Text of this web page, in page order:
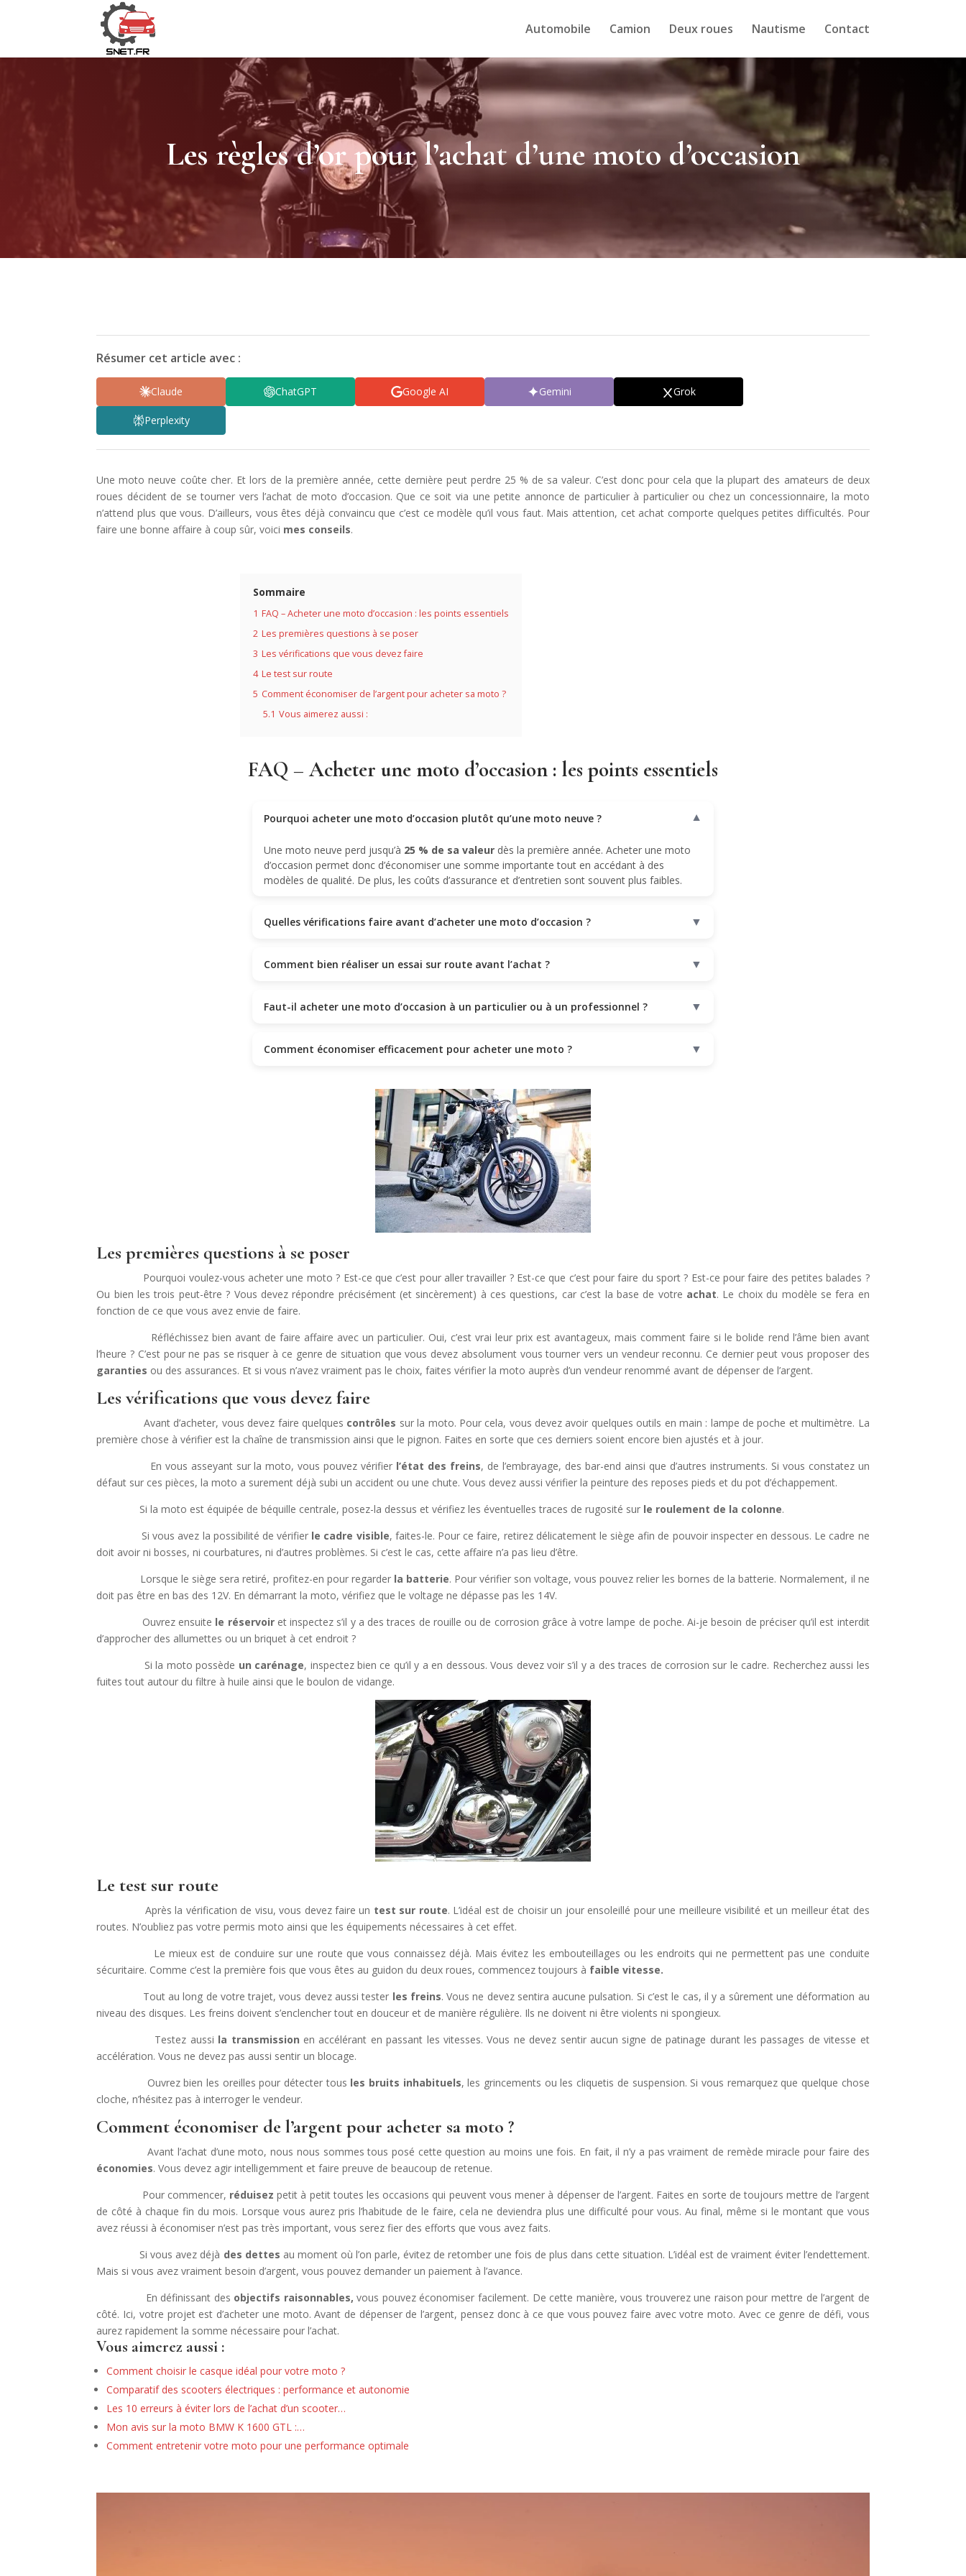
Automobile Camion Deux roues Nautisme Contact
Les règles d’or pour l’achat d’une moto d’occasion
Résumer cet article avec :
Claude ChatGPT Google AI Gemini Grok
Perplexity
Une moto neuve coûte cher. Et lors de la première année, cette dernière peut perdre 25 % de sa valeur. C’est donc pour cela que la plupart des amateurs de deux
roues décident de se tourner vers l’achat de moto d’occasion. Que ce soit via une petite annonce de particulier à particulier ou chez un concessionnaire, la moto
n’attend plus que vous. D’ailleurs, vous êtes déjà convaincu que c’est ce modèle qu’il vous faut. Mais attention, cet achat comporte quelques petites difficultés. Pour
faire une bonne affaire à coup sûr, voici mes conseils.
Sommaire
1 FAQ – Acheter une moto d’occasion : les points essentiels
2 Les premières questions à se poser
3 Les vérifications que vous devez faire
4 Le test sur route
5 Comment économiser de l’argent pour acheter sa moto ?
5.1 Vous aimerez aussi :
FAQ – Acheter une moto d’occasion : les points essentiels
Pourquoi acheter une moto d’occasion plutôt qu’une moto neuve ? ▼
Une moto neuve perd jusqu’à 25 % de sa valeurdès la première année. Acheter une moto
d’occasion permet donc d’économiser une somme importante tout en accédant à des
modèles de qualité. De plus, les coûts d’assurance et d’entretien sont souvent plus faibles.
Quelles vérifications faire avant d’acheter une moto d’occasion ? ▼
Comment bien réaliser un essai sur route avant l’achat ? ▼
Faut-il acheter une moto d’occasion à un particulier ou à un professionnel ? ▼
Comment économiser efficacement pour acheter une moto ? ▼
Les premières questions à se poser
Pourquoi voulez-vous acheter une moto ? Est-ce que c’est pour aller travailler ? Est-ce que c’est pour faire du sport ? Est-ce pour faire des petites balades ?
Ou bien les trois peut-être ? Vous devez répondre précisément (et sincèrement) à ces questions, car c’est la base de votre achat. Le choix du modèle se fera en
fonction de ce que vous avez envie de faire.
Réfléchissez bien avant de faire affaire avec un particulier. Oui, c’est vrai leur prix est avantageux, mais comment faire si le bolide rend l’âme bien avant
l’heure ? C’est pour ne pas se risquer à ce genre de situation que vous devez absolument vous tourner vers un vendeur reconnu. Ce dernier peut vous proposer des
garanties ou des assurances. Et si vous n’avez vraiment pas le choix, faites vérifier la moto auprès d’un vendeur renommé avant de dépenser de l’argent.
Les vérifications que vous devez faire
Avant d’acheter, vous devez faire quelques contrôles sur la moto. Pour cela, vous devez avoir quelques outils en main : lampe de poche et multimètre. La
première chose à vérifier est la chaîne de transmission ainsi que le pignon. Faites en sorte que ces derniers soient encore bien ajustés et à jour.
En vous asseyant sur la moto, vous pouvez vérifier l’état des freins, de l’embrayage, des bar-end ainsi que d’autres instruments. Si vous constatez un
défaut sur ces pièces, la moto a surement déjà subi un accident ou une chute. Vous devez aussi vérifier la peinture des reposes pieds et du pot d’échappement.
Si la moto est équipée de béquille centrale, posez-la dessus et vérifiez les éventuelles traces de rugosité sur le roulement de la colonne.
Si vous avez la possibilité de vérifier le cadre visible, faites-le. Pour ce faire, retirez délicatement le siège afin de pouvoir inspecter en dessous. Le cadre ne
doit avoir ni bosses, ni courbatures, ni d’autres problèmes. Si c’est le cas, cette affaire n’a pas lieu d’être.
Lorsque le siège sera retiré, profitez-en pour regarder la batterie. Pour vérifier son voltage, vous pouvez relier les bornes de la batterie. Normalement, il ne
doit pas être en bas des 12V. En démarrant la moto, vérifiez que le voltage ne dépasse pas les 14V.
Ouvrez ensuite le réservoir et inspectez s’il y a des traces de rouille ou de corrosion grâce à votre lampe de poche. Ai-je besoin de préciser qu’il est interdit
d’approcher des allumettes ou un briquet à cet endroit ?
Si la moto possède un carénage, inspectez bien ce qu’il y a en dessous. Vous devez voir s’il y a des traces de corrosion sur le cadre. Recherchez aussi les
fuites tout autour du filtre à huile ainsi que le boulon de vidange.
Le test sur route
Après la vérification de visu, vous devez faire un test sur route. L’idéal est de choisir un jour ensoleillé pour une meilleure visibilité et un meilleur état des
routes. N’oubliez pas votre permis moto ainsi que les équipements nécessaires à cet effet.
Le mieux est de conduire sur une route que vous connaissez déjà. Mais évitez les embouteillages ou les endroits qui ne permettent pas une conduite
sécuritaire. Comme c’est la première fois que vous êtes au guidon du deux roues, commencez toujours à faible vitesse.
Tout au long de votre trajet, vous devez aussi tester les freins. Vous ne devez sentira aucune pulsation. Si c’est le cas, il y a sûrement une déformation au
niveau des disques. Les freins doivent s’enclencher tout en douceur et de manière régulière. Ils ne doivent ni être violents ni spongieux.
Testez aussi la transmission en accélérant en passant les vitesses. Vous ne devez sentir aucun signe de patinage durant les passages de vitesse et
accélération. Vous ne devez pas aussi sentir un blocage.
Ouvrez bien les oreilles pour détecter tous les bruits inhabituels, les grincements ou les cliquetis de suspension. Si vous remarquez que quelque chose
cloche, n’hésitez pas à interroger le vendeur.
Comment économiser de l’argent pour acheter sa moto ?
Avant l’achat d’une moto, nous nous sommes tous posé cette question au moins une fois. En fait, il n’y a pas vraiment de remède miracle pour faire des
économies. Vous devez agir intelligemment et faire preuve de beaucoup de retenue.
Pour commencer, réduisezpetit à petit toutes les occasions qui peuvent vous mener à dépenser de l’argent. Faites en sorte de toujours mettre de l’argent
de côté à chaque fin du mois. Lorsque vous aurez pris l’habitude de le faire, cela ne deviendra plus une difficulté pour vous. Au final, même si le montant que vous
avez réussi à économiser n’est pas très important, vous serez fier des efforts que vous avez faits.
Si vous avez déjà des dettes au moment où l’on parle, évitez de retomber une fois de plus dans cette situation. L’idéal est de vraiment éviter l’endettement.
Mais si vous avez vraiment besoin d’argent, vous pouvez demander un paiement à l’avance.
En définissant des objectifs raisonnables, vous pouvez économiser facilement. De cette manière, vous trouverez une raison pour mettre de l’argent de
côté. Ici, votre projet est d’acheter une moto. Avant de dépenser de l’argent, pensez donc à ce que vous pouvez faire avec votre moto. Avec ce genre de défi, vous
aurez rapidement la somme nécessaire pour l’achat.
Vous aimerez aussi :
Comment choisir le casque idéal pour votre moto ?
Comparatif des scooters électriques : performance et autonomie
Les 10 erreurs à éviter lors de l’achat d’un scooter…
Mon avis sur la moto BMW K 1600 GTL :…
Comment entretenir votre moto pour une performance optimale